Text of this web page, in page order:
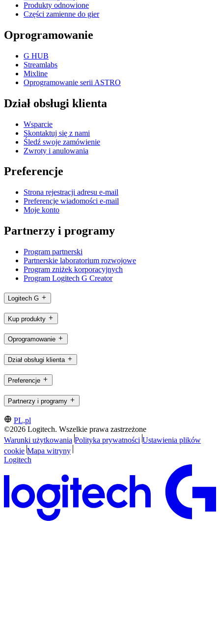
Produkty odnowione
Części zamienne do gier
Oprogramowanie
G HUB
Streamlabs
Mixline
Oprogramowanie serii ASTRO
Dział obsługi klienta
Wsparcie
Skontaktuj się z nami
Śledź swoje zamówienie
Zwroty i anulowania
Preferencje
Strona rejestracji adresu e-mail
Preferencje wiadomości e-mail
Moje konto
Partnerzy i programy
Program partnerski
Partnerskie laboratorium rozwojowe
Program zniżek korporacyjnych
Program Logitech G Creator
Logitech G
Kup produkty
Oprogramowanie
Dział obsługi klienta
Preferencje
Partnerzy i programy
PL,pl
©2026 Logitech. Wszelkie prawa zastrzeżone
Warunki użytkowania Polityka prywatności Ustawienia plików
cookie Mapa witryny
Logitech